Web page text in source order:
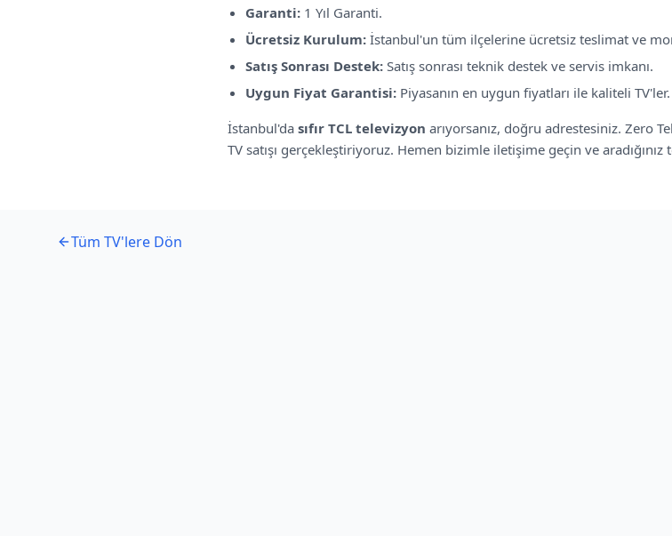
Garanti: 1 Yıl Garanti.
Ücretsiz Kurulum: İstanbul'un tüm ilçelerine ücretsiz teslimat ve
Satış Sonrası Destek: Satış sonrası teknik destek ve servis imkanı.
Uygun Fiyat Garantisi: Piyasanın en uygun fiyatları ile kaliteli TV'ler.
İstanbul'da sıfır TCL televizyon arıyorsanız, doğru adrestesiniz. Zero
TV satışı gerçekleştiriyoruz. Hemen bizimle iletişime geçin ve
Tüm TV'lere Dön